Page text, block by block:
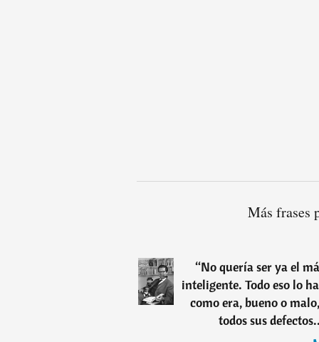
Más frases
“No quería ser ya el
inteligente. Todo eso lo
como era, bueno o
todos sus